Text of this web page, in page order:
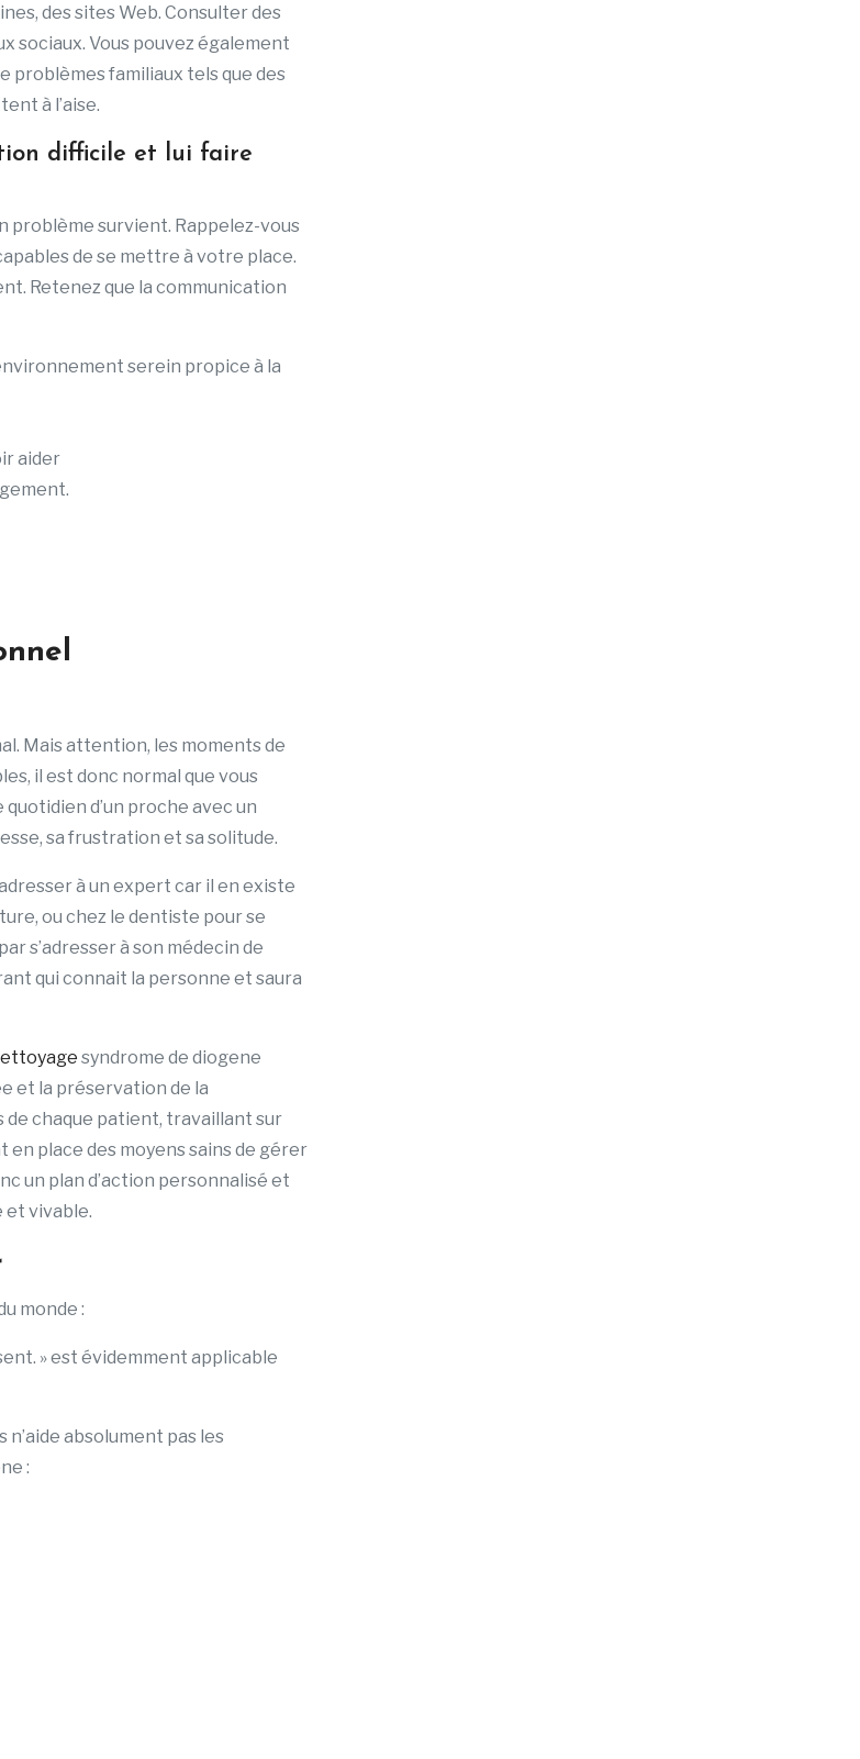
des sites Web. Consulter des
sociaux. Vous pouvez également
problèmes familiaux tels que des
à l’aise.
difficile et lui faire
problème survient. Rappelez-vous
de se mettre à votre place.
Retenez que la communication
serein propice à la
aider
Mais attention, les moments de
il est donc normal que vous
d’un proche avec un
sa frustration et sa solitude.
à un expert car il en existe
ou chez le dentiste pour se
s’adresser à son médecin de
qui connait la personne et saura
syndrome de diogene
et la préservation de la
chaque patient, travaillant sur
place des moyens sains de gérer
un plan d’action personnalisé et
et vivable.
monde :
» est évidemment applicable
absolument pas les
: